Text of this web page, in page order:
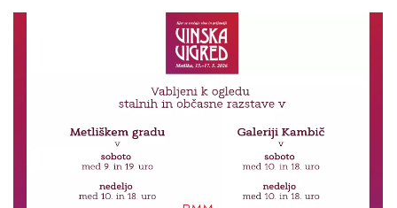
dogodkov in hvala, da
ste za obisk izbrali tudi
naše.Uvod v večer je
bil sprehod skozi